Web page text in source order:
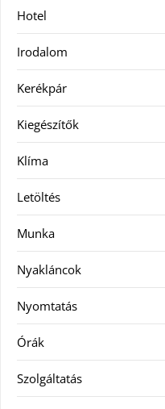
Hotel
Irodalom
Kerékpár
Kiegészítők
Klíma
Letöltés
Munka
Nyakláncok
Nyomtatás
Órák
Szolgáltatás